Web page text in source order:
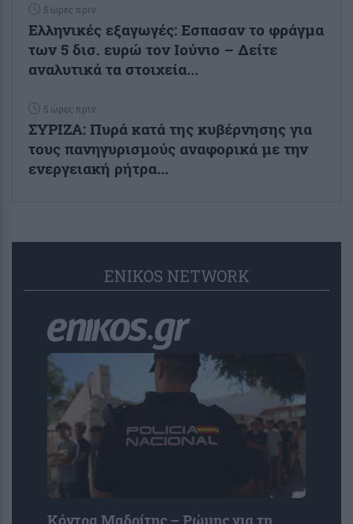
5 ώρες πριν
Ελληνικές εξαγωγές: Εσπασαν το φράγμα
των 5 δισ. ευρώ τον Ιούνιο – Δείτε
αναλυτικά τα στοιχεία...
5 ώρες πριν
ΣΥΡΙΖΑ: Πυρά κατά της κυβέρνησης για
τους πανηγυρισμούς αναφορικά με την
ενεργειακή ρήτρα...
ENIKOS NETWORK